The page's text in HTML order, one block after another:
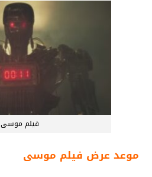
فيلم موسى
موعد عرض فيلم موسى